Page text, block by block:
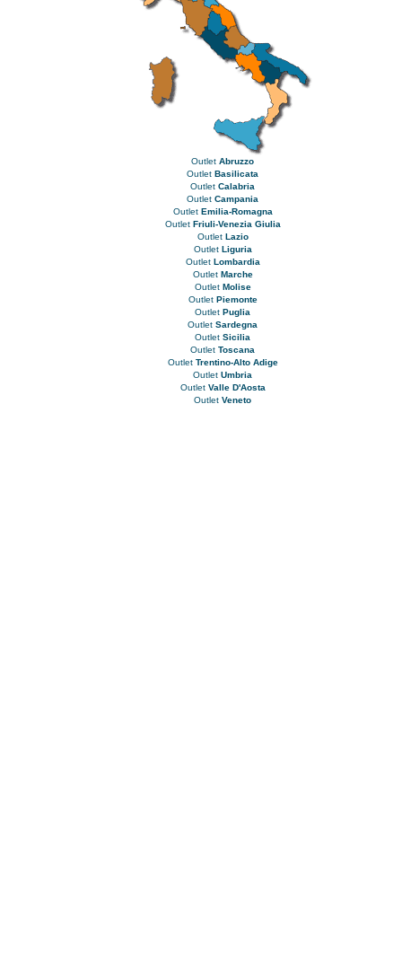
Outlet Abruzzo
Outlet Basilicata
Outlet Calabria
Outlet Campania
Outlet Emilia-Romagna
Outlet Friuli-Venezia Giulia
Outlet Lazio
Outlet Liguria
Outlet Lombardia
Outlet Marche
Outlet Molise
Outlet Piemonte
Outlet Puglia
Outlet Sardegna
Outlet Sicilia
Outlet Toscana
Outlet Trentino-Alto Adige
Outlet Umbria
Outlet Valle D'Aosta
Outlet Veneto